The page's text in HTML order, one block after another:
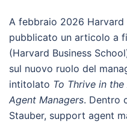
A febbraio 2026 Harvard
pubblicato un articolo a
(Harvard Business
sul nuovo ruolo del
intitolato To Thrive in
Agent Managers. Dentro
Stauber, support agent